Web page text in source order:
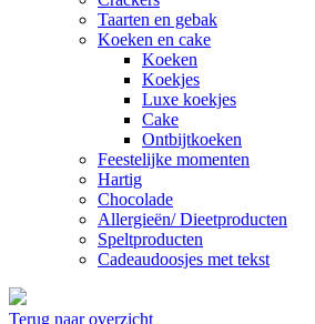
Taarten en gebak
Koeken en cake
Koeken
Koekjes
Luxe koekjes
Cake
Ontbijtkoeken
Feestelijke momenten
Hartig
Chocolade
Allergieën/ Dieetproducten
Speltproducten
Cadeaudoosjes met tekst
Terug naar overzicht